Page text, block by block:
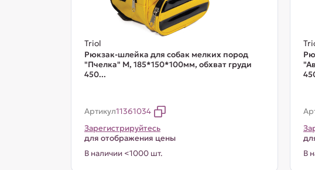
Triol
Рюкзак-шлейка для собак мелких пород
"Пчелка" М, 185*150*100мм, обхват груди
450...
Артикул11361034
Зарегистрируйтесь
для отображения цены
В наличии <1000 шт.
В